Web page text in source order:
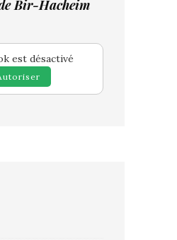
Bir-Hacheim
est désactivé